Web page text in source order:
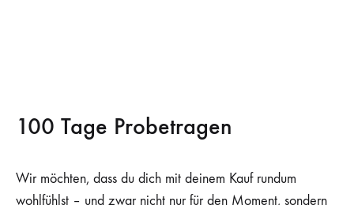
100 Tage Probetragen
Wir möchten, dass du dich mit deinem Kauf rundum
wohlfühlst – und zwar nicht nur für den Moment, sondern